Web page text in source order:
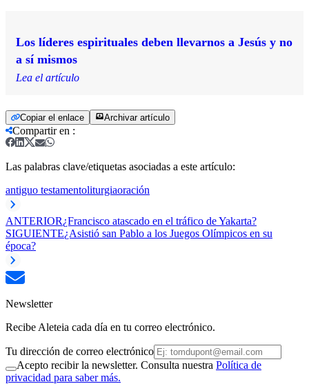
Los líderes espirituales deben llevarnos a Jesús y no
a sí mismos
Lea el artículo
Copiar el enlace Archivar artículo
Compartir en :
Las palabras clave/etiquetas asociadas a este artículo:
antiguo testamentoliturgiaoración
ANTERIOR¿Francisco atascado en el tráfico de Yakarta?
SIGUIENTE¿Asistió san Pablo a los Juegos Olímpicos en su
época?
Newsletter
Recibe Aleteia cada día en tu correo electrónico.
Tu dirección de correo electrónico
Acepto recibir la newsletter. Consulta nuestra Política de
privacidad para saber más.